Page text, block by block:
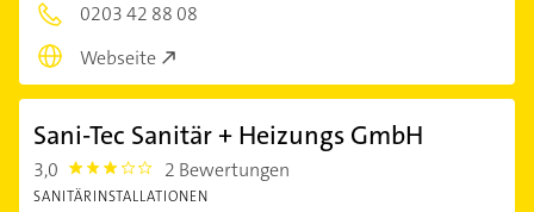
0203 42 88 08
Webseite
Sani-Tec Sanitär + Heizungs GmbH
3,0 3.0 2 Bewertungen
SANITÄRINSTALLATIONEN